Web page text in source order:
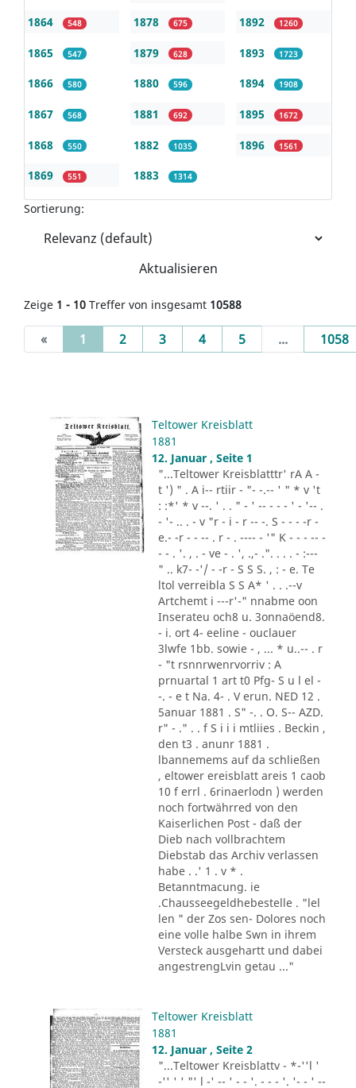
1864 548
1865 547
1866 580
1867 568
1868 550
1869 551
1878 675
1879 628
1880 596
1881 692
1882 1035
1883 1314
1892 1260
1893 1723
1894 1908
1895 1672
1896 1561
Sortierung:
Aktualisieren
Zeige 1 - 10 Treffer von insgesamt 10588
« 1 (current)
2 3 4 5 ... 1058
Teltower Kreisblatt
1881
12. Januar , Seite 1
"...Teltower Kreisblatttr' rA A -
t ') " . A i-- rtiir - "- -.-- ' " * v 't
: :*' * v --. ' . . " - ' -- - - - ' - '-- .
- '- .. . - v "r - i - r -- -. S - - - -r -
e.- -r - - -- . r - . ---- - '" K - - - -- -
- - . '. , . - ve - . ', .,- .". . . . - :---
" .. k7- -'/ - -r - S S S. , : - e. Te
ltol verreibla S S A* ' . . .--v
Artchemt i ---r'-" nnabme oon
Inserateu och8 u. 3onnaöend8.
- i. ort 4- eeline - ouclauer
3lwfe 1bb. sowie - , ... * u..-- . r
- "t rsnnrwenrvorriv : A
prnuartal 1 art t0 Pfg- S u l el -
-. - e t Na. 4- . V erun. NED 12 .
5anuar 1881 . S" -. . O. S-- AZD.
r" - ." . . f S i i i mtliies . Beckin ,
den t3 . anunr 1881 .
lbannemems auf da schließen
, eltower ereisblatt areis 1 caob
10 f errl . 6rinaerlodn ) werden
noch fortwährred von den
Kaiserlichen Post - daß der
Dieb nach vollbrachtem
Diebstab das Archiv verlassen
habe . .' 1 . v * .
Betanntmacung. ie
.Chausseegeldhebestelle . "lel
len " der Zos sen- Dolores noch
eine volle halbe Swn in ihrem
Versteck ausgehartt und dabei
angestrengLvin getau ..."
Teltower Kreisblatt
1881
12. Januar , Seite 2
"...Teltower Kreisblattv - *-''l '
-'' ' ' "' l -' -- ' - - '. - - - '. '- - ' --